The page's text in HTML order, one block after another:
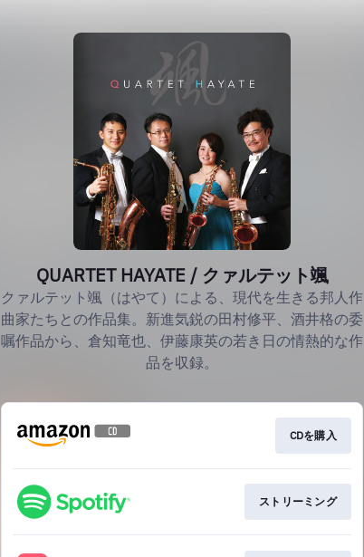
QUARTET HAYATE / クァルテット颯
クァルテット颯（はやて）による、現代を生きる邦人作
曲家たちとの作品集。新進気鋭の田村修平、酒井格の委
嘱作品から、倉知竜也、伊藤康英の若き日の情熱的な作
品を収録。
CDを購入
ストリーミング